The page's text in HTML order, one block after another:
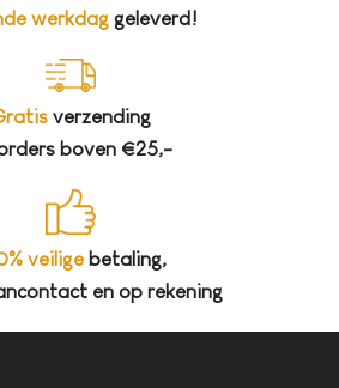
werkdaggeleverd!
verzending
boven €25,-
veiligebetaling,
en op rekening